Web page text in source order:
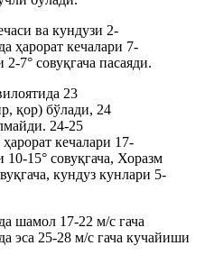
ва кундузи 2-
ҳарорат кечалари 7-
2-7° совуқгача пасаяди.
23
қор) бўлади, 24
24-25
кечалари 17-
10-15° совуқгача, Хоразм
кундуз кунлари 5-
шамол 17-22 м/с гача
эса 25-28 м/с гача кучайиши